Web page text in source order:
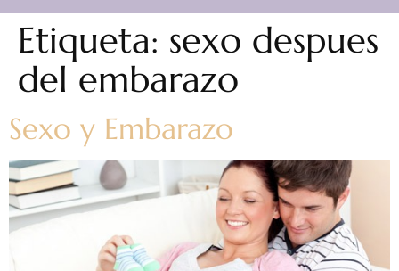
Etiqueta: sexo despues
del embarazo
Sexo y Embarazo